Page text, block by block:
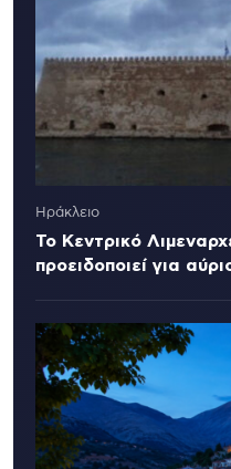
Ηράκλειο
Το Κεντρικό
προειδοποιεί για